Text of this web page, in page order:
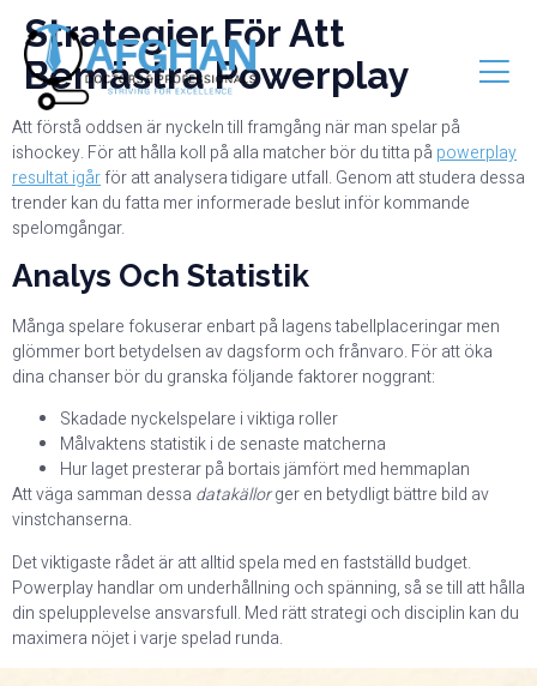
Strategier För Att
Bemästra Powerplay
Att förstå oddsen är nyckeln till framgång när man spelar på
ishockey. För att hålla koll på alla matcher bör du titta på powerplay
resultat igårför att analysera tidigare utfall. Genom att studera dessa
trender kan du fatta mer informerade beslut inför kommande
spelomgångar.
Analys Och Statistik
Många spelare fokuserar enbart på lagens tabellplaceringar men
glömmer bort betydelsen av dagsform och frånvaro. För att öka
dina chanser bör du granska följande faktorer noggrant:
Skadade nyckelspelare i viktiga roller
Målvaktens statistik i de senaste matcherna
Hur laget presterar på bortais jämfört med hemmaplan
Att väga samman dessa datakällorger en betydligt bättre bild av
vinstchanserna.
Det viktigaste rådet är att alltid spela med en fastställd budget.
Powerplay handlar om underhållning och spänning, så se till att hålla
din spelupplevelse ansvarsfull. Med rätt strategi och disciplin kan du
maximera nöjet i varje spelad runda.